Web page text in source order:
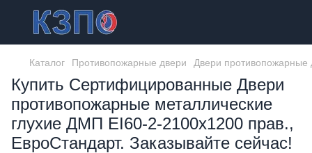
Каталог Противопожарные двери Двери противопожарные
Купить Сертифицированные Двери
противопожарные металлические
глухие ДМП ЕІ60-2-2100x1200 прав.,
ЕвроСтандарт. Заказывайте сейчас!